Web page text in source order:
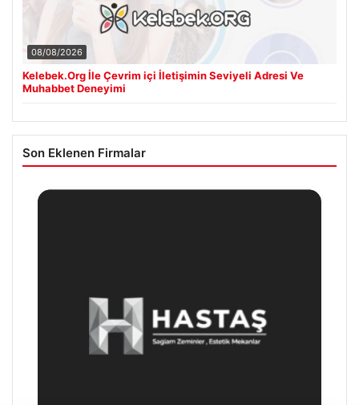
08/08/2026
Kelebek.Org İle Çevrim içi İletişimin Seviyeli Adresi Ve
Muhabbet Deneyimi
Son Eklenen Firmalar